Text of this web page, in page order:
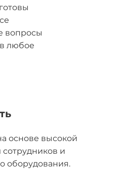
вопросы
любое
основе высокой
и
оборудования.